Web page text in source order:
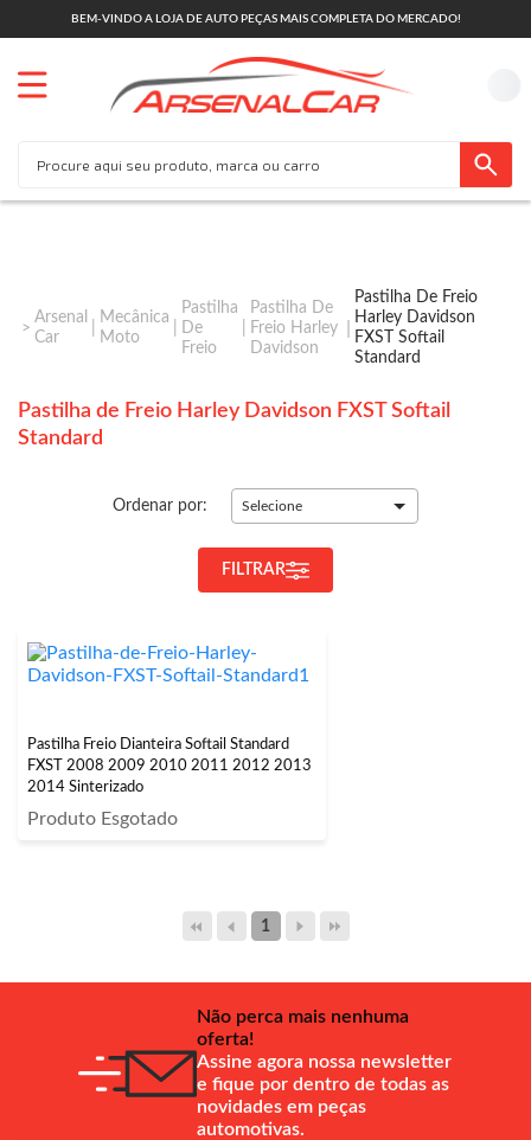
BEM-VINDO A LOJA DE AUTO PEÇAS MAIS COMPLETA DO MERCADO!
Arsenal
Car
Mecânica
Moto
Pastilha
De
Freio
Pastilha De
Freio Harley
Davidson
Pastilha De Freio
Harley Davidson
FXST Softail
Standard
Pastilha de Freio Harley Davidson FXST Softail
Standard
Ordenar por: Selecione
FILTRAR
Pastilha Freio Dianteira Softail Standard
FXST 2008 2009 2010 2011 2012 2013
2014 Sinterizado
Produto Esgotado
1
Não perca mais nenhuma
oferta!
Assine agora nossa newsletter
e fique por dentro de todas as
novidades em peças
automotivas.